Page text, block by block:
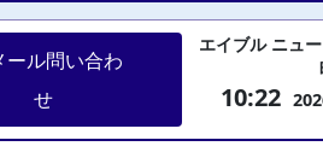
ール問い合わ
せ
エイブル ニュ
10:22